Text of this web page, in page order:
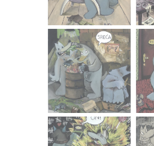
kao komentar na sve
arhitekture u reklamne svrhe.
na majicama preuzimaju
billboarda koji polako
Očito da u osnovi poticaja za
konzumerizma. No ipak,
neizmjerna šteta. Jer umjetnicu
sama potpuno svjesno,
mogućnosti marketinške